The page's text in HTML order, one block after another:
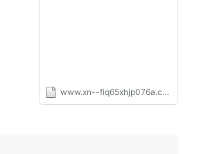
www.xn--fiq65xhjp076a.com